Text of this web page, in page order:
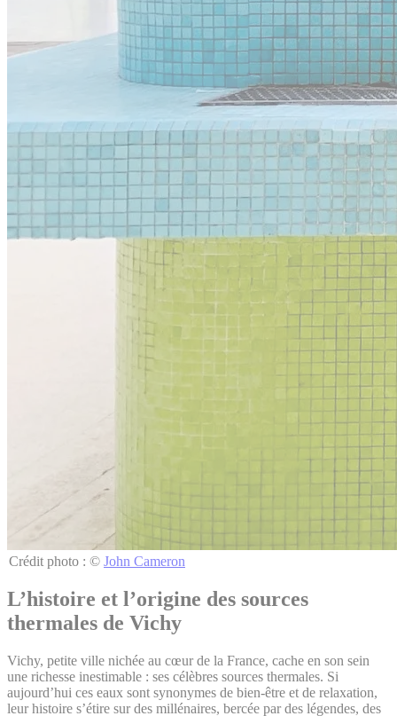
Crédit photo : © John Cameron
L’histoire et l’origine des sources
thermales de Vichy
Vichy, petite ville nichée au cœur de la France, cache en son sein
une richesse inestimable : ses célèbres sources thermales. Si
aujourd’hui ces eaux sont synonymes de bien-être et de relaxation,
leur histoire s’étire sur des millénaires, bercée par des légendes, des